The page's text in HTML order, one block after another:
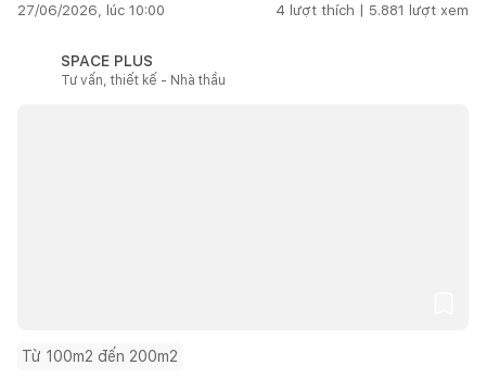
27/06/2026, lúc 10:00 4 lượt thích | 5.881 lượt xem
SPACE PLUS
Tư vấn, thiết kế - Nhà thầu
Từ 100m2 đến 200m2